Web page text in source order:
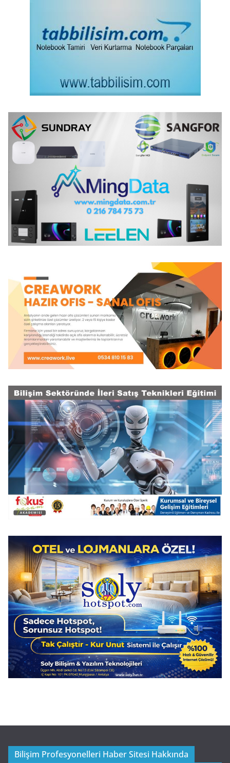
Bilişim Profesyonelleri Haber Sitesi Hakkında